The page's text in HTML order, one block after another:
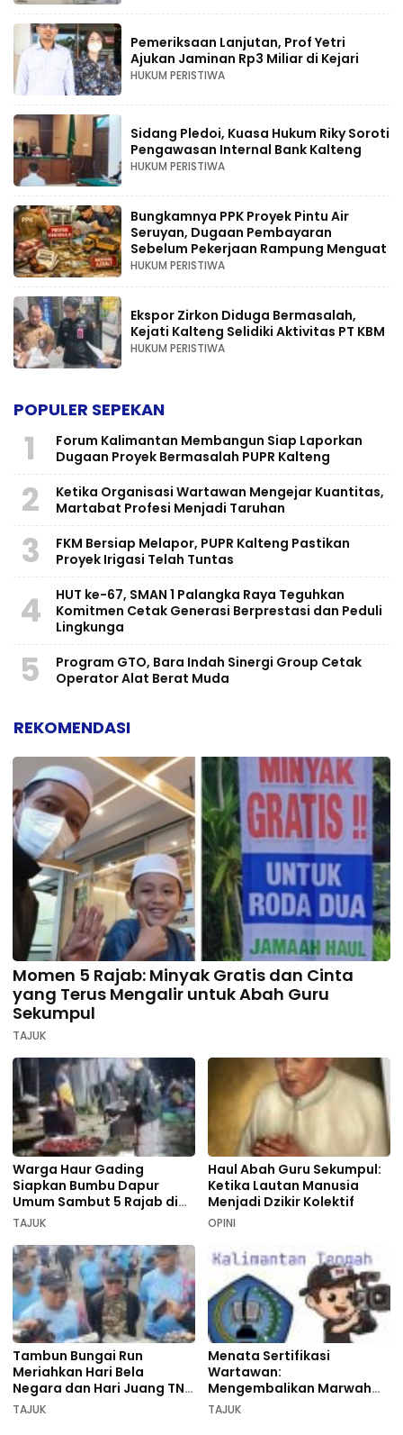
Pemeriksaan Lanjutan, Prof Yetri
Ajukan Jaminan Rp3 Miliar di Kejari
HUKUM PERISTIWA
Sidang Pledoi, Kuasa Hukum Riky Soroti
Pengawasan Internal Bank Kalteng
HUKUM PERISTIWA
Bungkamnya PPK Proyek Pintu Air
Seruyan, Dugaan Pembayaran
Sebelum Pekerjaan Rampung Menguat
HUKUM PERISTIWA
Ekspor Zirkon Diduga Bermasalah,
Kejati Kalteng Selidiki Aktivitas PT KBM
HUKUM PERISTIWA
POPULER SEPEKAN
1
Forum Kalimantan Membangun Siap Laporkan
Dugaan Proyek Bermasalah PUPR Kalteng
2
Ketika Organisasi Wartawan Mengejar Kuantitas,
Martabat Profesi Menjadi Taruhan
3
FKM Bersiap Melapor, PUPR Kalteng Pastikan
Proyek Irigasi Telah Tuntas
4
HUT ke-67, SMAN 1 Palangka Raya Teguhkan
Komitmen Cetak Generasi Berprestasi dan Peduli
Lingkunga
5
Program GTO, Bara Indah Sinergi Group Cetak
Operator Alat Berat Muda
REKOMENDASI
Momen 5 Rajab: Minyak Gratis dan Cinta
yang Terus Mengalir untuk Abah Guru
Sekumpul
TAJUK
Warga Haur Gading
Siapkan Bumbu Dapur
Umum Sambut 5 Rajab di
Sekumpul
TAJUK
Haul Abah Guru Sekumpul:
Ketika Lautan Manusia
Menjadi Dzikir Kolektif
OPINI
Tambun Bungai Run
Meriahkan Hari Bela
Negara dan Hari Juang TNI
AD di Palangka Raya
TAJUK
Menata Sertifikasi
Wartawan:
Mengembalikan Marwah
Pers dan Keadilan
TAJUK